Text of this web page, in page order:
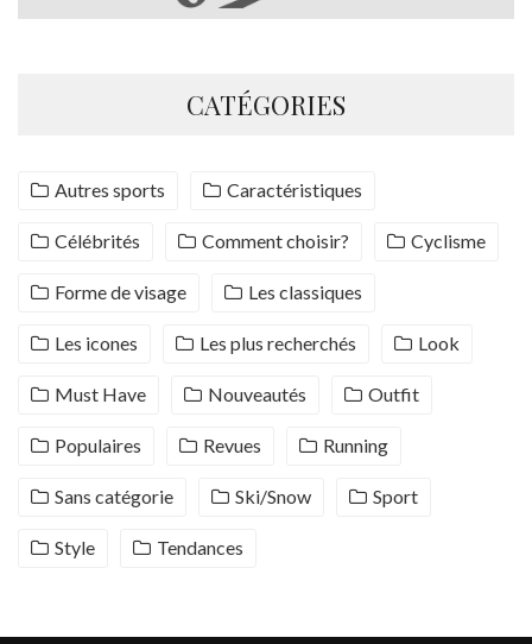
CATÉGORIES
Autres sports Caractéristiques
Célébrités Comment choisir? Cyclisme
Forme de visage Les classiques
Les icones Les plus recherchés Look
Must Have Nouveautés Outfit
Populaires Revues Running
Sans catégorie Ski/Snow Sport
Style Tendances